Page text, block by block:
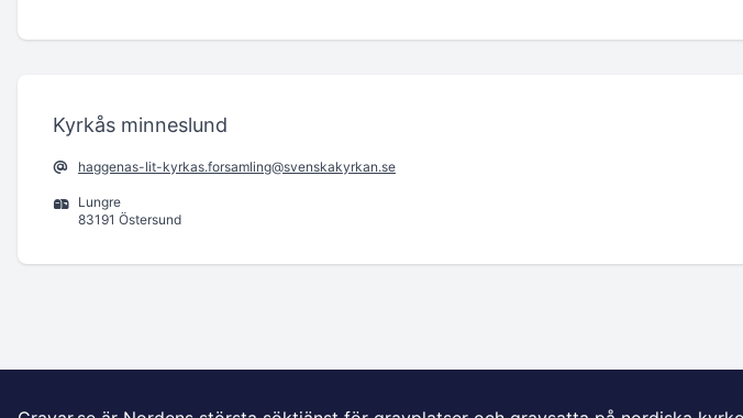
Kyrkås minneslund
haggenas-lit-kyrkas.forsamling@svenskakyrkan.se
Lungre
83191 Östersund